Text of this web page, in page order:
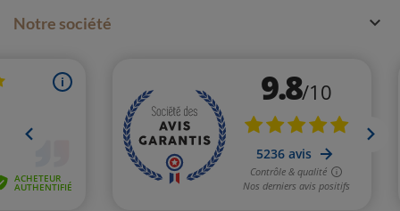
Notre société 